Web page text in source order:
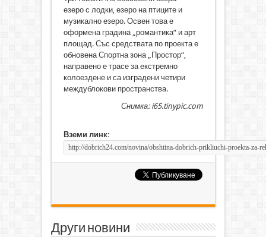
езеро с лодки, езеро на птиците и
музикално езеро. Освен това е
оформена градина „романтика“ и арт
площад. Със средствата по проекта е
обновена Спортна зона „Простор“,
направено е трасе за екстремно
колоездене и са изградени четири
междублокови пространства.
Снимка: i65.tinypic.com
Вземи линк:
Други новини